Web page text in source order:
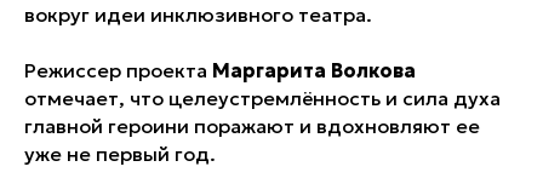
вокруг идеи инклюзивного театра.
Режиссер проекта Маргарита Волкова
отмечает, что целеустремлённость и сила духа
главной героини поражают и вдохновляют ее
уже не первый год.